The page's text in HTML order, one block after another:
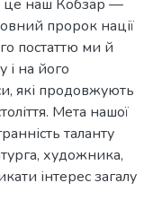
це наш Кобзар —
пророк нації
постаттю ми й
і на його
які продовжують
Мета нашої
таланту
художника,
інтерес загалу